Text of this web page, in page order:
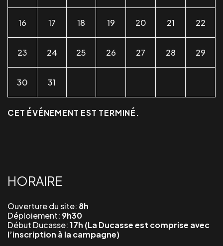
16 17 18 19 20 21 22
23 24 25 26 27 28 29
30 31
CET ÉVÉNEMENT EST TERMINÉ.
HORAIRE
Ouverture du site: 8h
Déploiement: 9h30
Début Ducasse:17h (La Ducasse est comprise avec
l’inscription à la campagne)